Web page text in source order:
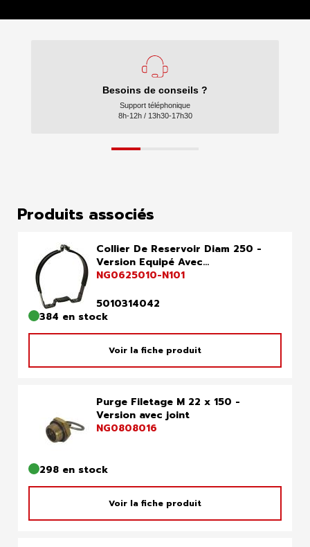
Besoins de conseils ?
Support téléphonique
8h-12h / 13h30-17h30
Produits associés
Collier De Reservoir Diam 250 -
Version Equipé Avec...
NG0625010-N101
5010314042
384 en stock
Voir la fiche produit
Purge Filetage M 22 x 150 -
Version avec joint
NG0808016
298 en stock
Voir la fiche produit